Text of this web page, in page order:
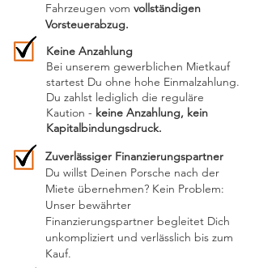
Fahrzeugen vom vollständigen
Vorsteuerabzug.
Keine Anzahlung
Bei unserem gewerblichen Mietkauf
startest Du ohne hohe Einmalzahlung.
Du zahlst lediglich die reguläre
Kaution - keine Anzahlung, kein
Kapitalbindungsdruck.
Zuverlässiger Finanzierungspartner
Du willst Deinen Porsche nach der
Miete übernehmen? Kein Problem:
Unser bewährter
Finanzierungspartner begleitet Dich
unkompliziert und verlässlich bis zum
Kauf.